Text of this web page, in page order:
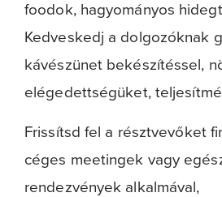
foodok, hagyományos
Kedveskedj a dolgozóknak
kávészünet bekészítéssel,
elégedettségüket,
Frissítsd fel a résztvevőket
céges meetingek vagy
rendezvények alkalmával,